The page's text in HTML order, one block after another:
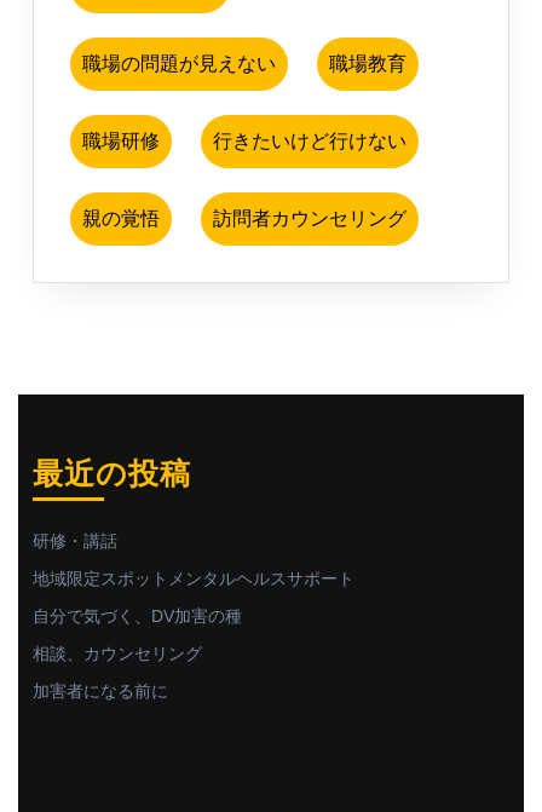
職場の問題が見えない 職場教育
職場研修 行きたいけど行けない
親の覚悟 訪問者カウンセリング
最近の投稿
研修・講話
地域限定スポットメンタルヘルスサポート
自分で気づく、DV加害の種
相談、カウンセリング
加害者になる前に